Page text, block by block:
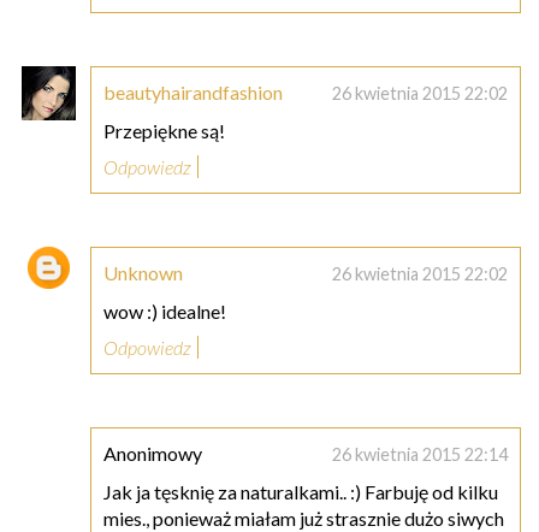
beautyhairandfashion 26 kwietnia 2015 22:02
Przepiękne są!
Odpowiedz
Unknown 26 kwietnia 2015 22:02
wow :) idealne!
Odpowiedz
Anonimowy 26 kwietnia 2015 22:14
Jak ja tęsknię za naturalkami.. :) Farbuję od kilku
mies., ponieważ miałam już strasznie dużo siwych